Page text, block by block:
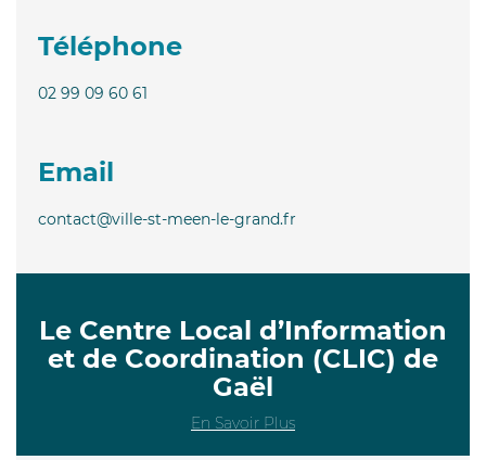
Téléphone
02 99 09 60 61
Email
contact@ville-st-meen-le-grand.fr
Le Centre Local d’Information
et de Coordination (CLIC) de
Gaël
En Savoir Plus